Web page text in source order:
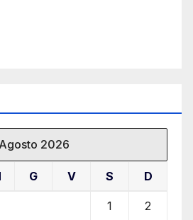
Agosto 2026
G V S D
1 2